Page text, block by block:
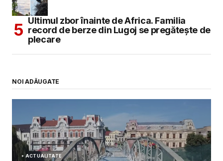
Ultimul zbor înainte de Africa. Familia
record de berze din Lugoj se pregătește de
plecare
NOI ADĂUGATE
ACTUALITATE